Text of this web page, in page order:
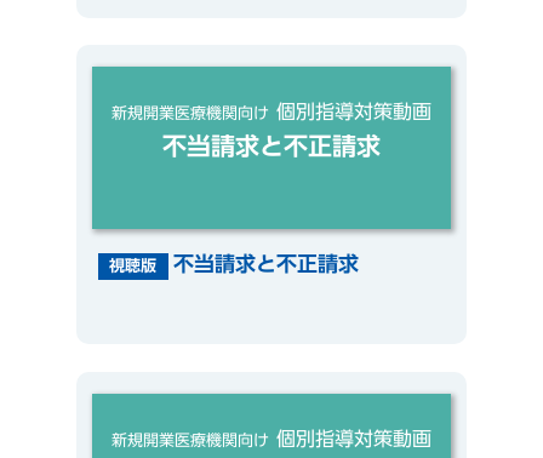
新規開業医療機関向け 個別指導対策動画
不当請求と不正請求
視聴版 不当請求と不正請求
新規開業医療機関向け 個別指導対策動画